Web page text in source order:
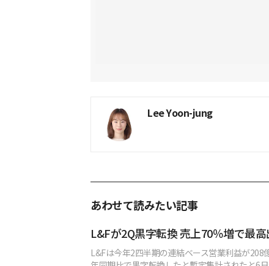
Lee Yoon-jung
あわせて読みたい記事
L&Fが2Q黒字転換 売上70％増で最高
L&Fは今年2四半期の連結ベース営業利益が208